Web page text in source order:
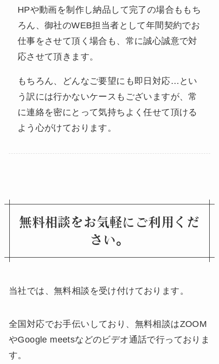
HPや動画を制作し納品して完了の場合ももち
ろん、御社のWEB担当者として年間契約でお
仕事をさせて頂く場合も、常に誠心誠意で対
応させて頂きます。
もちろん、どんなご要望にも即日対応…とい
う訳には行かないケースもございますが、常
に連絡を密にとって気持ちよく任せて頂ける
よう心がけております。
無料相談をお気軽にご利用くだ
さい。
当社では、無料相談を受け付けております。
全国対応でお手伝いしており、無料相談はZOOM
やGoogle meetsなどのビデオ通話で行っておりま
す。